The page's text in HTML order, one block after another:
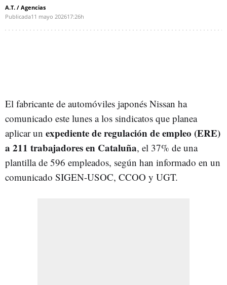
A.T. / Agencias
Publicada11 mayo 202617:26h
El fabricante de automóviles japonés Nissan ha
comunicado este lunes a los sindicatos que planea
aplicar un expediente de regulación de empleo (ERE)
a 211 trabajadores en Cataluña, el 37% de una
plantilla de 596 empleados, según han informado en un
comunicado SIGEN-USOC, CCOO y UGT.